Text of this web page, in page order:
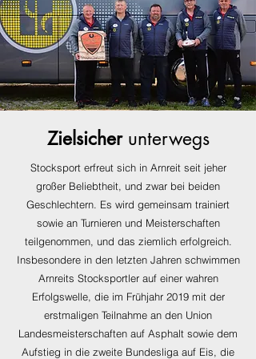
Zielsicher unterwegs
Stocksport erfreut sich in Arnreit seit jeher
großer Beliebtheit, und zwar bei beiden
Geschlechtern. Es wird gemeinsam trainiert
sowie an Turnieren und Meisterschaften
teilgenommen, und das ziemlich erfolgreich.
Insbesondere in den letzten Jahren schwimmen
Arnreits Stocksportler auf einer wahren
Erfolgswelle, die im Frühjahr 2019 mit der
erstmaligen Teilnahme an den Union
Landesmeisterschaften auf Asphalt sowie dem
Aufstieg in die zweite Bundesliga auf Eis, die